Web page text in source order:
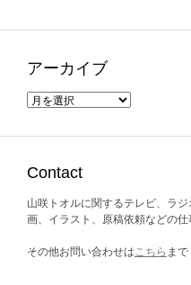
アーカイブ
ア
ブ
Contact
山咲トオルに関するテレビ、ラ
画、イラスト、原稿依頼などの仕
その他お問い合わせはこちら まで